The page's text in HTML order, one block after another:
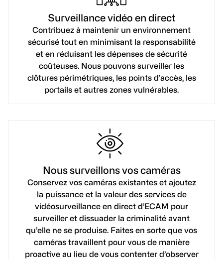
Surveillance vidéo en direct
Contribuez à maintenir un environnement
sécurisé tout en minimisant la responsabilité
et en réduisant les dépenses de sécurité
coûteuses. Nous pouvons surveiller les
clôtures périmétriques, les points d’accès, les
portails et autres zones vulnérables.
Nous surveillons vos caméras
Conservez vos caméras existantes et ajoutez
la puissance et la valeur des services de
vidéosurveillance en direct d’ECAM pour
surveiller et dissuader la criminalité avant
qu’elle ne se produise. Faites en sorte que vos
caméras travaillent pour vous de manière
proactive au lieu de vous contenter d’observer